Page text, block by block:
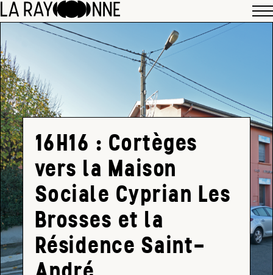
16H16 : Cortèges
vers la Maison
Sociale Cyprian Les
Brosses et la
Résidence Saint-